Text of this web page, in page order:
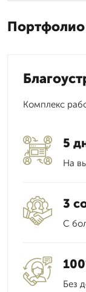
Портфолио
Комплекс
5
На
3
С
Без